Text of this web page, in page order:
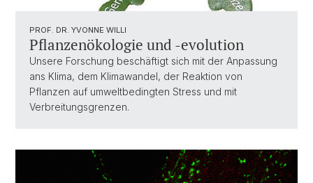
PROF. DR. YVONNE WILLI
Pflanzenökologie und -evolution
Unsere Forschung beschäftigt sich mit der Anpassung
ans Klima, dem Klimawandel, der Reaktion von
Pflanzen auf umweltbedingten Stress und mit
Verbreitungsgrenzen.